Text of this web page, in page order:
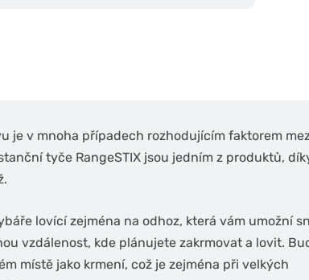
je v mnoha případech rozhodujícím faktorem
tyče RangeSTIX jsou jedním z produktů,
lovící zejména na odhoz, která vám umožní
vzdálenost, kde plánujete zakrmovat a lovit.
místě jako krmení, což je zejména při velkých